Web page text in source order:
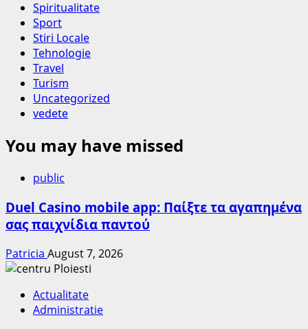
Spiritualitate
Sport
Stiri Locale
Tehnologie
Travel
Turism
Uncategorized
vedete
You may have missed
public
Duel Casino mobile app: Παίξτε τα αγαπημένα
σας παιχνίδια παντού
Patricia August 7, 2026
Actualitate
Administratie